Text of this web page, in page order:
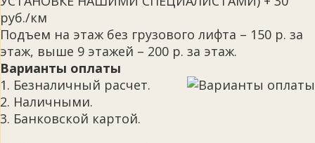
руб./км
Подъем на этаж без грузового лифта – 150 р. за
этаж, выше 9 этажей – 200 р. за этаж.
Варианты оплаты
1. Безналичный расчет.
2. Наличными.
3. Банковской картой.